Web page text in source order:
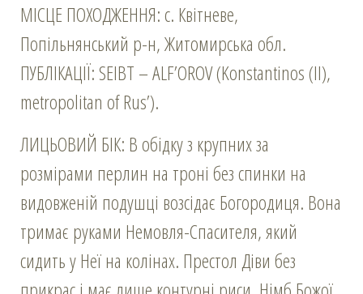
МІСЦЕ ПОХОДЖЕННЯ: с. Квітневе,
Попільнянський р-н, Житомирська обл.
ПУБЛІКАЦІЇ: SEIBT – ALF’OROV (Konstantinos (ІІ),
metropolitan of Rus’).
ЛИЦЬОВИЙ БІК: В обідку з крупних за
розмірами перлин на троні без спинки на
видовженій подушці возсідає Богородиця. Вона
тримає руками Немовля-Спасителя, який
сидить у Неї на колінах. Престол Діви без